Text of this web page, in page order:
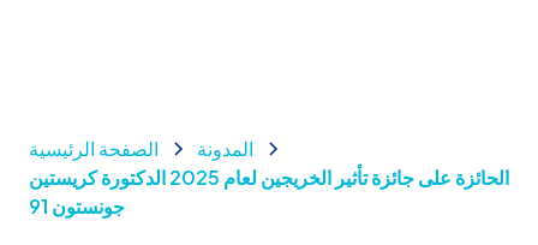
الصفحة الرئيسية
المدونة
الحائزة على جائزة تأثير الخريجين لعام 2025 الدكتورة كريستين
جونستون 91